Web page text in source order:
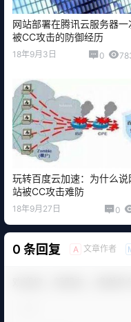
网站部署在腾讯云服务器一
被CC攻击的防御经历
18年9月3日 0
玩转百度云加速：为什么说
站被CC攻击难防
18年9月27日 0
0 条回复 A 文章作者